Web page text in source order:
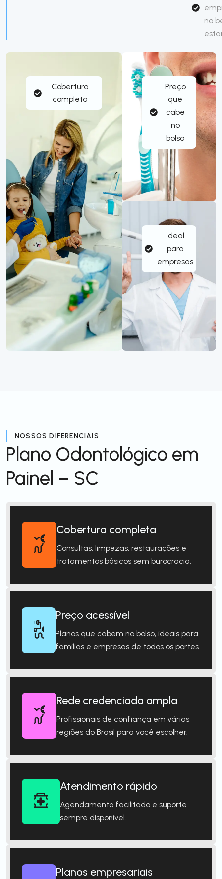
Cobertura
completa
Preço
que
cabe
no
bolso
Ideal
para
empresas
no
NOSSOS DIFERENCIAIS
Plano Odontológico em
Painel – SC
Cobertura completa
Consultas, limpezas, restaurações e
tratamentos básicos sem burocracia.
Preço acessível
Planos que cabem no bolso, ideais para
famílias e empresas de todos os portes.
Rede credenciada ampla
Profissionais de confiança em várias
regiões do Brasil para você escolher.
Atendimento rápido
Agendamento facilitado e suporte
sempre disponível.
Planos empresariais